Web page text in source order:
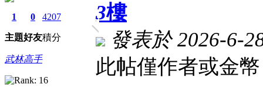
1
主題
0
好友
4207
積分
武林高手
3樓
發表於 2026-6-
此帖僅作者或金